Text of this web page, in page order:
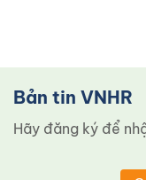
Bản tin VNHR
Hãy đăng ký để